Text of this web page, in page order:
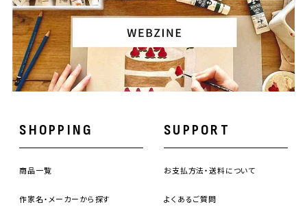
SHOPPING
商品一覧
作家名・メーカーから探す
SUPPORT
お支払方法・送料について
よくあるご質問